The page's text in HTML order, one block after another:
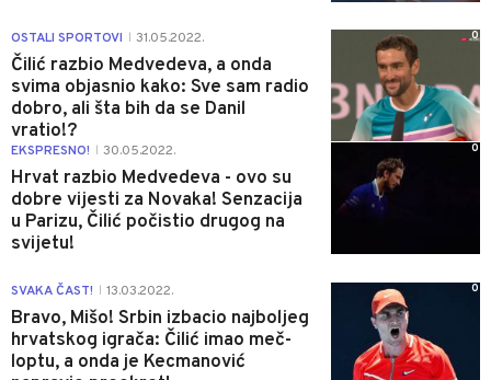
OSTALI SPORTOVI 31.05.2022.
Čilić razbio Medvedeva, a onda
svima objasnio kako: Sve sam radio
dobro, ali šta bih da se Danil
vratio!?
0
EKSPRESNO! 30.05.2022.
Hrvat razbio Medvedeva - ovo su
dobre vijesti za Novaka! Senzacija
u Parizu, Čilić počistio drugog na
svijetu!
0
SVAKA ČAST! 13.03.2022.
Bravo, Mišo! Srbin izbacio najboljeg
hrvatskog igrača: Čilić imao meč-
loptu, a onda je Kecmanović
0